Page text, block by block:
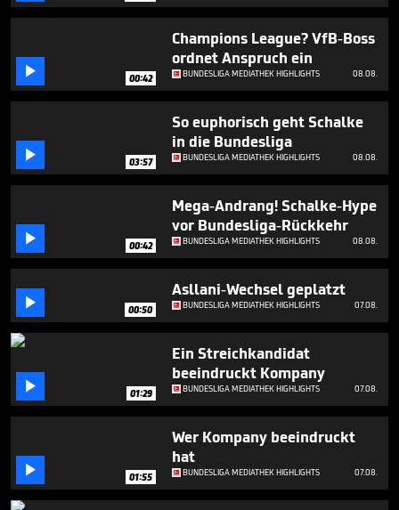
minute,
10
 00:42
Champions League? VfB-Boss
ordnet Anspruch ein
BUNDESLIGA MEDIATHEK HIGHLIGHTS 08.08.
 03:57
So euphorisch geht Schalke
in die Bundesliga
BUNDESLIGA MEDIATHEK HIGHLIGHTS 08.08.
 00:42
Mega-Andrang! Schalke-Hype
vor Bundesliga-Rückkehr
BUNDESLIGA MEDIATHEK HIGHLIGHTS 08.08.
 00:50
Asllani-Wechsel geplatzt
BUNDESLIGA MEDIATHEK HIGHLIGHTS 07.08.
 01:29
Ein Streichkandidat
beeindruckt Kompany
BUNDESLIGA MEDIATHEK HIGHLIGHTS 07.08.
 01:55
Wer Kompany beeindruckt
hat
BUNDESLIGA MEDIATHEK HIGHLIGHTS 07.08.